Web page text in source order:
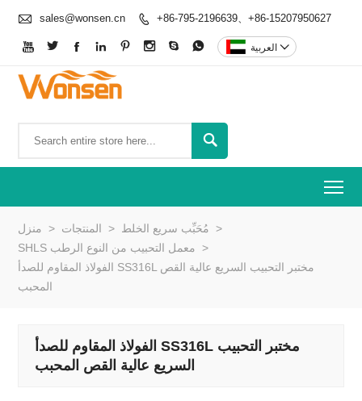
 sales@wonsen.cn  +86-795-2196639、+86-15207950627
        العربية 

منزل > المنتجات > مُحَبِّب سريع الخلط >
SHLS معمل التحبيب من النوع الرطب >
الفولاذ المقاوم للصدأ SS316L مختبر التحبيب السريع عالية القص
المحبب
الفولاذ المقاوم للصدأ SS316L مختبر التحبيب
السريع عالية القص المحبب